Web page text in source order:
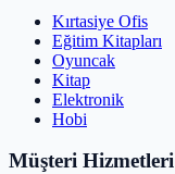
Kırtasiye Ofis
Eğitim Kitapları
Oyuncak
Kitap
Elektronik
Hobi
Müşteri Hizmetleri